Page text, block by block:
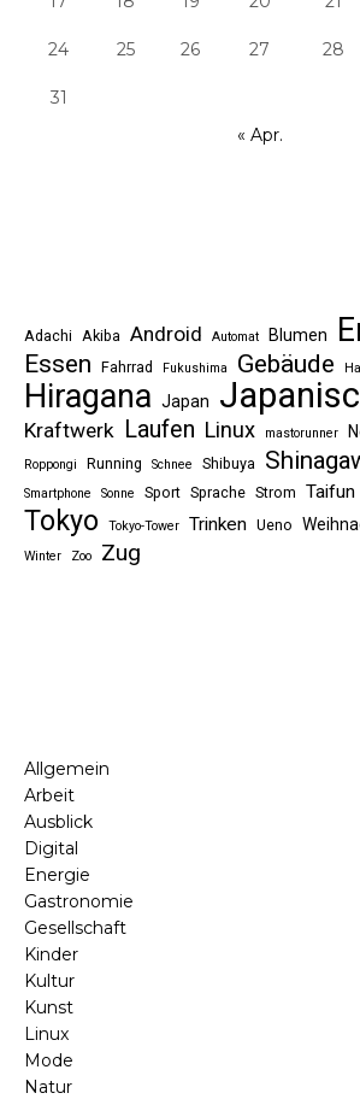
24 25 26 27 28
31
« Apr.
Adachi Akiba Android Automat Blumen
Essen Fahrrad Fukushima Gebäude
Hiragana Japan
Kraftwerk Laufen Linux mastorunner
Roppongi
Running Schnee Shibuya
Smartphone Sonne Sport Sprache Strom Taifun
Tokyo Tokyo-Tower Trinken Ueno
Winter Zoo Zug
Allgemein
Arbeit
Ausblick
Digital
Energie
Gastronomie
Gesellschaft
Kinder
Kultur
Kunst
Linux
Mode
Natur